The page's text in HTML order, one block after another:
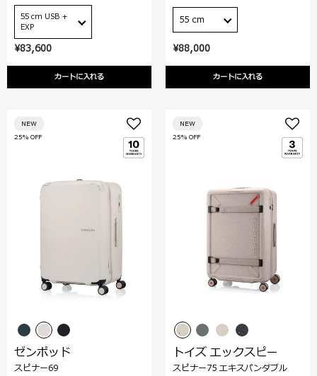
¥83,600
カートに入れる
55 cm USB +
EXP
¥88,000
カートに入れる
55 cm
25% OFF
NEW
ゼンポッド
スピナー69
25% OFF
NEW
トイズ エックスピー
スピナー75 エキスパンダブル